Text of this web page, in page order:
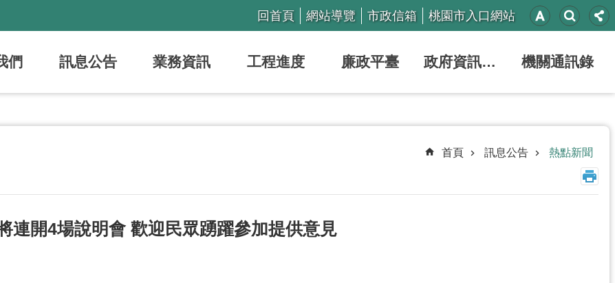
回首頁 網站導覽 市政信箱 桃園市入口網站
們 訊息公告 業務資訊 工程進度 廉政平臺 政府資訊公開 機關通訊錄
首頁 訊息公告 熱點新聞
連開4場說明會 歡迎民眾踴躍參加提供意見